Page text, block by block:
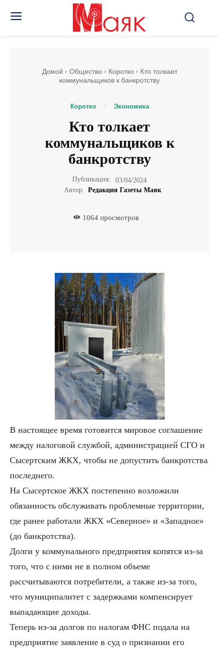
Домой Общество Коротко
Кто толкает
коммунальщиков к банкротству
Коротко Экономика
Кто толкает
коммунальщиков к
банкротству
Публикация:
03/04/2024
Автор: Редакция Газеты Маяк
1064просмотров
В настоящее время готовится мировое соглашение
между налоговой службой, администрацией СГО и
Сысертским ЖКХ, чтобы не допустить банкротства
последнего.
На Сысертское ЖКХ постепенно возложили
обязанность обслуживать проблемные территории,
где ранее работали ЖКХ «Северное» и «Западное»
(до банкротства).
Долги у коммунального предприятия копятся из-за
того, что с ними не в полном объеме
рассчитываются потребители, а также из-за того,
что муниципалитет с задержками компенсирует
выпадающие доходы.
Теперь из-за долгов по налогам ФНС подала на
предприятие заявление в суд о признании его